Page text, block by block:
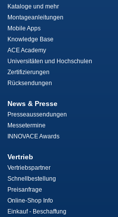
Kataloge und mehr
Montageanleitungen
Mobile Apps
Knowledge Base
ACE Academy
Universitäten und Hochschulen
Zertifizierungen
Rücksendungen
News & Presse
Presseaussendungen
Messetermine
INNOVACE Awards
Vertrieb
Vertriebspartner
Schnellbestellung
Preisanfrage
Online-Shop Info
Einkauf - Beschaffung